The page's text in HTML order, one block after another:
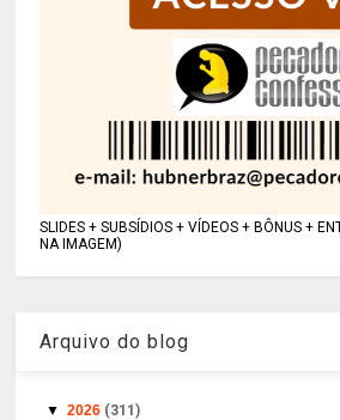
SLIDES + SUBSÍDIOS + VÍDEOS + BÔNUS +
NA IMAGEM)
Arquivo do blog
▼2026 (311)